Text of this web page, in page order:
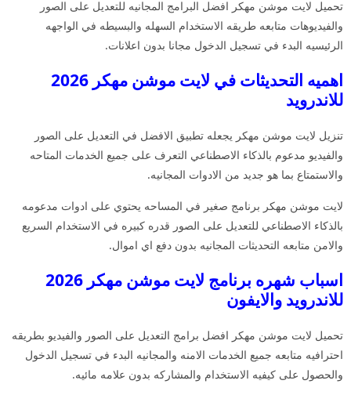
تحميل لايت موشن مهكر افضل البرامج المجانيه للتعديل على الصور
والفيديوهات متابعه طريقه الاستخدام السهله والبسيطه في الواجهه
الرئيسيه البدء في تسجيل الدخول مجانا بدون اعلانات.
اهميه التحديثات في لايت موشن مهكر 2026
للاندرويد
تنزيل لايت موشن مهكر يجعله تطبيق الافضل في التعديل على الصور
والفيديو مدعوم بالذكاء الاصطناعي التعرف على جميع الخدمات المتاحه
والاستمتاع بما هو جديد من الادوات المجانيه.
لايت موشن مهكر برنامج صغير في المساحه يحتوي على ادوات مدعومه
بالذكاء الاصطناعي للتعديل على الصور قدره كبيره في الاستخدام السريع
والامن متابعه التحديثات المجانيه بدون دفع اي اموال.
اسباب شهره برنامج لايت موشن مهكر 2026
للاندرويد والايفون
تحميل لايت موشن مهكر افضل برامج التعديل على الصور والفيديو بطريقه
احترافيه متابعه جميع الخدمات الامنه والمجانيه البدء في تسجيل الدخول
والحصول على كيفيه الاستخدام والمشاركه بدون علامه مائيه.